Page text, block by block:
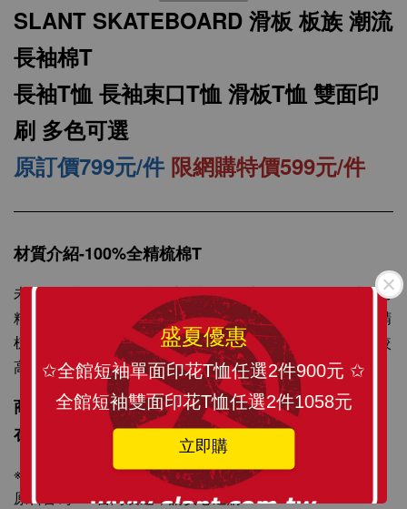
盛夏優惠
✩全館短袖單面印花T恤任選2件900元 ✩
全館短袖雙面印花T恤任選2件1058元
立即購
100%精梳環紡棉 亞洲版型 經典合身12色可選
加入購物車
SLANT SKATEBOARD 滑板 板族 潮流
長袖棉T
長袖T恤 長袖束口T恤 滑板T恤 雙面印
刷 多色可選
原訂價799元/件 限網購特價599元/件
材質介紹-100%全精梳棉T
未處理的棉纖維含有許多雜質，纖維也長短不一，所以可用
精梳機將雜質除掉，梳理棉纖維，以紡出較更均勻精細的精
梳棉紗。精梳棉紗製成的衣服在質感、耐洗與耐用度都有較
高的品質水準，經多次洗滌不易起毛球，不易掉棉絮。
商品描述：訂製化圖像精心印刷，將 SLANT TEE穿
在身上更顯個人風格與時尚感。
※T-SHIRT原料從織染剪裁、車縫整燙、印刷製程與包裝材
原料皆為MIT台灣製造，請安心選購！